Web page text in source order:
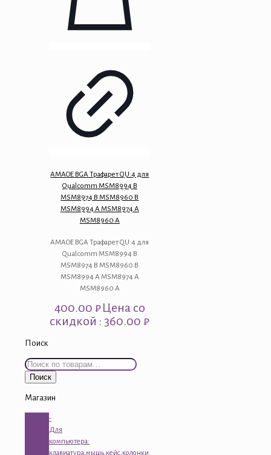
AMAOE BGA Трафарет QU:4 для
Qualcomm MSM8994 B
MSM8974 B MSM8960 B
MSM8994 A MSM8974 A
MSM8960 A
AMAOE BGA Трафарет QU:4 для
Qualcomm MSM8994 B
MSM8974 B MSM8960 B
MSM8994 A MSM8974 A
MSM8960 A
400.00 ₽Цена со
скидкой : 360.00 ₽
Поиск
Искать:
Поиск
Магазин
-
Для
компьютера:
клавиатура,мышь,кейс,колонки